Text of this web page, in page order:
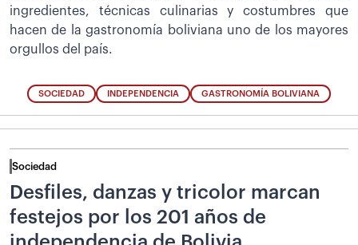
ingredientes, técnicas culinarias y costumbres que
hacen de la gastronomía boliviana uno de los mayores
orgullos del país.
SOCIEDAD INDEPENDENCIA GASTRONOMÍA BOLIVIANA
Sociedad
Desfiles, danzas y tricolor marcan
festejos por los 201 años de